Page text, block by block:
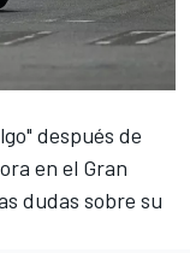
después de
en el Gran
dudas sobre su